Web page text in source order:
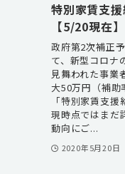
特別家賃支
【5/20現在】
政府第2次補正
て、新型コロナ
見舞われた事業
大50万円（補助
「特別家賃支援
現時点ではまだ
動向にご...
2020年5月20日